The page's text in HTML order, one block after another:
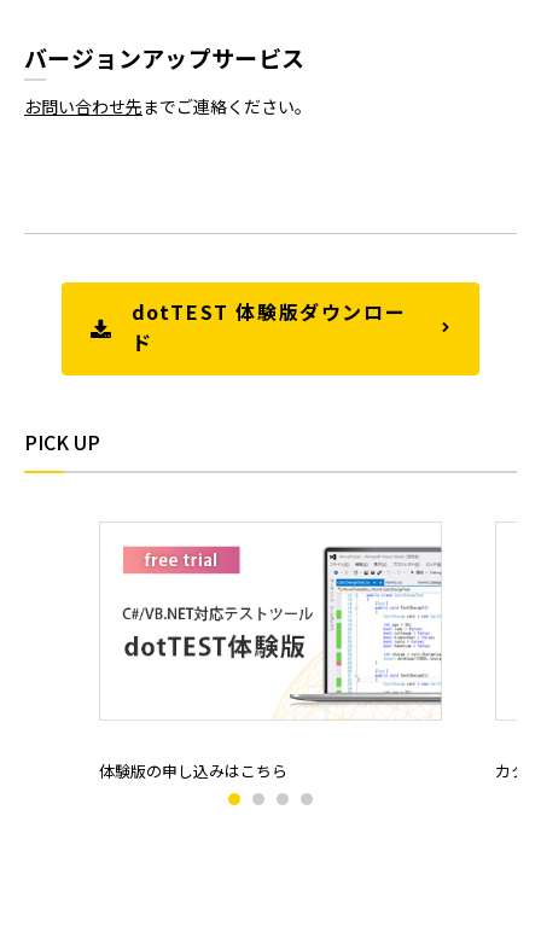
バージョンアップサービス
お問い合わせ先までご連絡ください。
dotTEST 体験版ダウンロー
ド
PICK UP
体験版の申し込みはこちら カタ